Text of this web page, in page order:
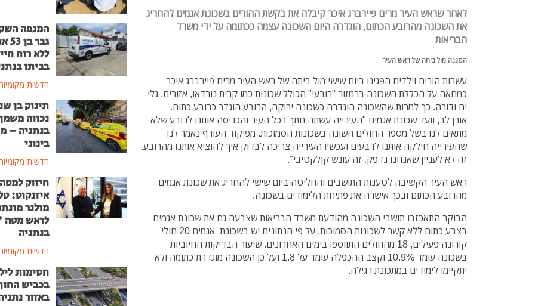
לאחר שראש העיר מרים פיירברג איכר קיבלה את בקשת ההורים בשכונת אגמים להחריג
את השכונה מהרובע הכתום, הוגדרה היום השכונה עצמה ככתומה על ידי משרד
הבריאות
הפגנה מול ביתה של ראש העיר
עשרות הורים וילדים הפגינו ביום שישי מול ביתה של ראש העיר מרים פיירברג איכר
כמחאה על הכללת השכונה ברמזור "רובעי" הכולל שכונות כמו קרית נורדאו, אזורים, גלי
ים ודורה. כך למרות שהשכונה הוגדרה כשכונה ירוקה, הרובע הוגדר כרובע כתום.
אורן לב, וועד שכונת אגמים "העירייה עשתה חתך בכל העיר והכניסה אותנו לרובע שלא
מתאים לנו בשל מספר החולים השונה בשכונות הסמוכות. מפיקוד העורף נאמר לנו
שהעירייה חילקה אותנו לרבעים ועכשיו העירייה צריכה לבדוק איך להוציא אותנו מהרובע.
זה לא לעניין שאנחנו נדפק. זה עונש קןלקטיבי".
ראש העיר הקשיבה לטענות התושבים והחליטה ביום שישי להחריג את שכונת אגמים
מהרובע הכתום ובכך אישרה את פתיחת הלימודים בשכונה.
הבוקר התאכזבו תושבי השכונה מהודעת משרד הבריאות שצבעה גם את שכונת אגמים
בצבע כתום ללא קשר לשכונות הסמוכות. על פי הנתונים יש בשכונת אגמים 20 חולי
קורונה פעילים, 18 מהחולים התווספו בימים האחרונים. שיעור הבדיקות החיוביות
בשכונה עומד 10.9% וקצב ההכפלה עומד על 1.8 ועל כן השכונה מוגדרת כתומה ולא
יתקיימו לימודים במתכונת רגילה.
המגפה
גבר
ללא רוח
בביתו
חדשות
תינוק בן
נכווה
בנתניה –
בינוני
חדשות
חיזוק למטה
איזנקוט:
מולנר
לראש
בנתניה
חדשות
חסימות
בכביש
באזור